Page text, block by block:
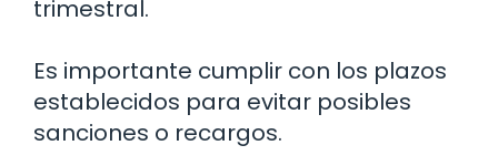
trimestral.
Es importante cumplir con los plazos
establecidos para evitar posibles
sanciones o recargos.